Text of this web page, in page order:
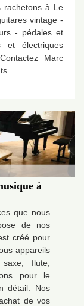
rachetons à Le
vintage -
- pédales et
et électriques
Marc
à
que nous
de nos
créé pour
appareils
flute,
pour le
détail. Nos
de vos